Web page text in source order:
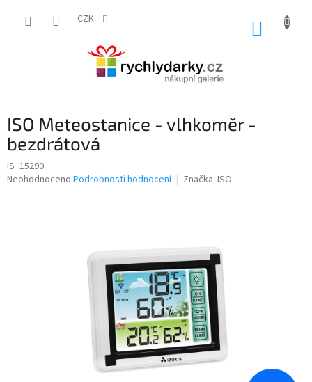
CZK
ISO Meteostanice - vlhkoměr -
bezdrátová
IS_15290
Průměrné
Neohodnoceno Podrobnosti hodnocení Značka: ISO